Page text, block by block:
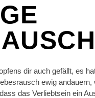
dir auch gefällt, es
ewig
das Verliebtsein ein